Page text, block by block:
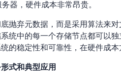
器，硬件成本非常昂贵。
抛弃元数据，而是采用算法来
统中的每一个存储节点都可以
的稳定性和可靠性，在硬件成
式和典型应用